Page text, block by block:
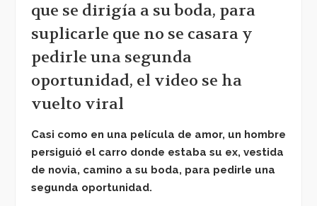
que se dirigía a su boda, para
suplicarle que no se casara y
pedirle una segunda
oportunidad, el video se ha
vuelto viral
Casi como en una película de amor, un hombre
persiguió el carro donde estaba su ex, vestida
de novia, camino a su boda, para pedirle una
segunda oportunidad.